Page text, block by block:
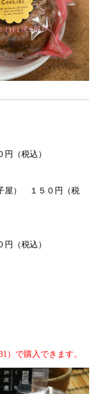
（税込）
屋） １５０円（税
（税込）
）で購入できます。